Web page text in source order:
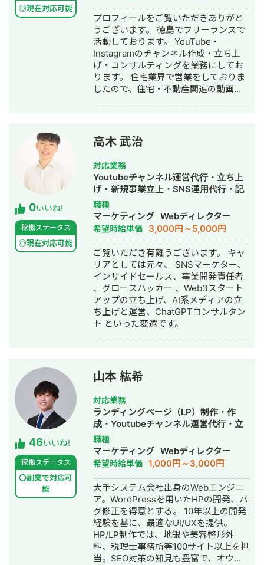
◎現在対応可能
プロフィールをご覧いただきありがと
うございます。 徳島でフリーランスで
活動しております。 YouTube・
Instagramのチャンネル作成・立ち上
げ・コンサルティングを業務にしてお
ります。 住宅業界で営業をしておりま
したので、住宅・不動産関連の動画撮
0いいね!
稼働ステータス
◎現在対応可能
高木 武治
対応業務
Youtubeチャンネル運営代行・立ち上
げ・新規事業立上・SNS運用代行・記
事作成代行・ライティング・動画制
作・動画編集・営業代行
職種
マーケティング Webディレクター
希望時給単価 3,000円～5,000円
ご覧いただき有難うございます。 キャ
リアとしては元々、 SNSマーケター、
インサイドセールス、事業開発責任者
、グロースハッカー 、Web3スタート
アップの立ち上げ、AI系メディアの立
ち上げと運営、ChatGPTコンサルタン
ト といった変遷です。
46いいね!
稼働ステータス
〇副業で対応可
能
山本 紘希
対応業務
ランディングページ（LP）制作・作
成・Youtubeチャンネル運営代行・立
ち上げ・ECサイト構築・ネットショッ
プ作成代行・SEO対策・記事作成代
行・ライティング・ホームページ制
作・作成・リスティング広告運用代
行・オウンドメディア制作・構築・運
用代行・動画制作・動画編集
職種
マーケティング Webディレクター
希望時給単価 1,000円～3,000円
大手システム会社出身のWebエンジニ
ア。WordPressを用いたHPの開発、バ
グ修正を得意とする。 10年以上の開発
経験を基に、最適なUI/UXを提供。
HP/LP制作では、地銀や美容整形外
科、税理士事務所等100サイト以上を担
当。SEO対策の知見も豊富で、オウン